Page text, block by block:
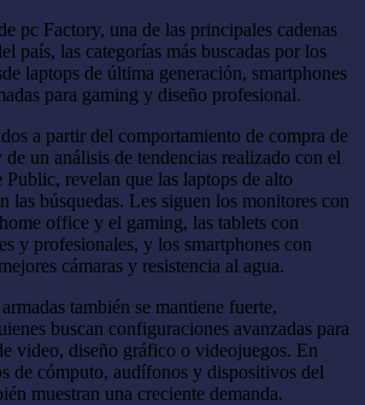
pc Factory, una de las principales cadenas
país, las categorías más buscadas por los
laptops de última generación, smartphones
para gaming y diseño profesional.
a partir del comportamiento de compra de
de un análisis de tendencias realizado con el
revelan que las laptops de alto
las búsquedas. Les siguen los monitores con
office y el gaming, las tablets con
y profesionales, y los smartphones con
cámaras y resistencia al agua.
también se mantiene fuerte,
buscan configuraciones avanzadas para
video, diseño gráfico o videojuegos. En
de cómputo, audífonos y dispositivos del
muestran una creciente demanda.